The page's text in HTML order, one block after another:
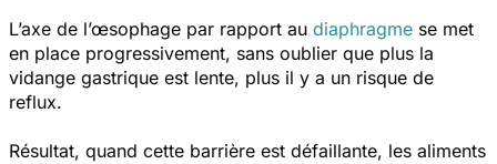
L’axe de l’œsophage par rapport au diaphragme se met
en place progressivement, sans oublier que plus la
vidange gastrique est lente, plus il y a un risque de
reflux.
Résultat, quand cette barrière est défaillante, les aliments